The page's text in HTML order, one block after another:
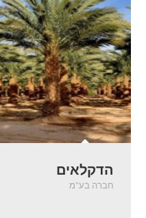
הדקלאים
חברה בע"מ